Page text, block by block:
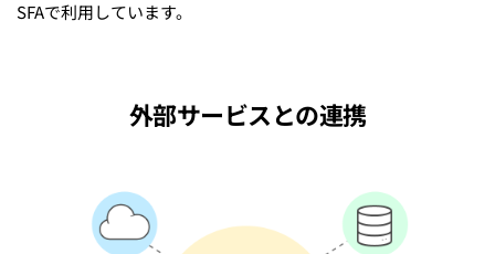
SFAで利用しています。
外部サービスとの連携